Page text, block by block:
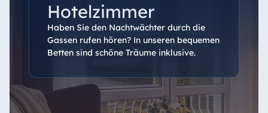
Hotelzimmer
Haben Sie den Nachtwächter durch die
Gassen rufen hören? In unseren bequemen
Betten sind schöne Träume inklusive.